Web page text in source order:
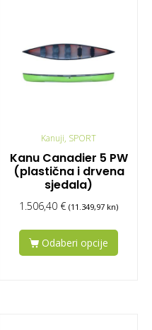
Kanuji, SPORT
Kanu Canadier 5 PW
(plastična i drvena
sjedala)
1.506,40 € (11.349,97 kn)
Odaberi opcije